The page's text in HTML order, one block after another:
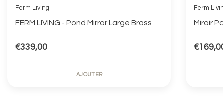
Ferm Living
FERM LIVING - Pond Mirror Large Brass
€339,00
AJOUTER
Ferm
Miroir